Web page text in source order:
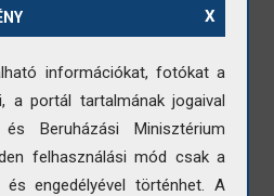
középformátum
fejlesztés
X
információkat, fotókat a
a portál tartalmának jogaival
Beruházási Minisztérium
felhasználási mód csak a
engedélyével történhet. A